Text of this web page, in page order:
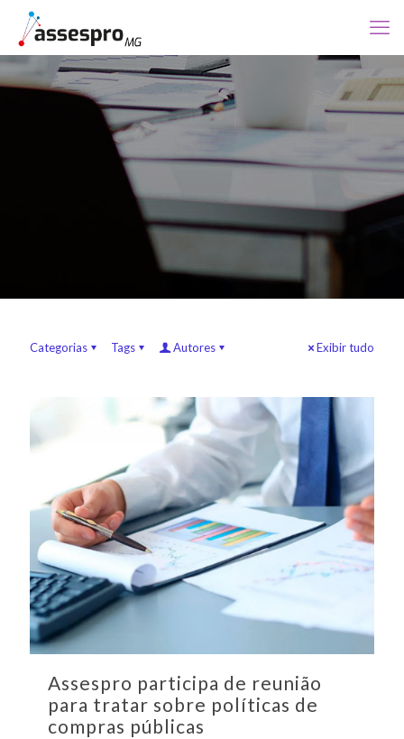
Categorias Tags Autores Exibir tudo
Assespro participa de reunião
para tratar sobre políticas de
compras públicas